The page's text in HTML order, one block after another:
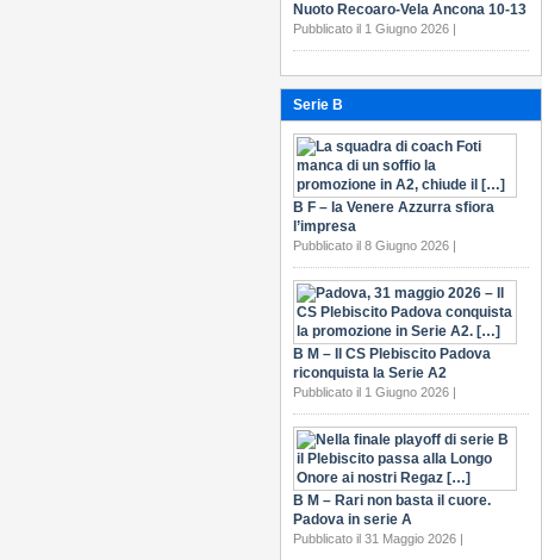
Nuoto Recoaro-Vela Ancona 10-13
Pubblicato il 1 Giugno 2026 |
Serie B
B F – la Venere Azzurra sfiora
l’impresa
Pubblicato il 8 Giugno 2026 |
B M – Il CS Plebiscito Padova
riconquista la Serie A2
Pubblicato il 1 Giugno 2026 |
B M – Rari non basta il cuore.
Padova in serie A
Pubblicato il 31 Maggio 2026 |